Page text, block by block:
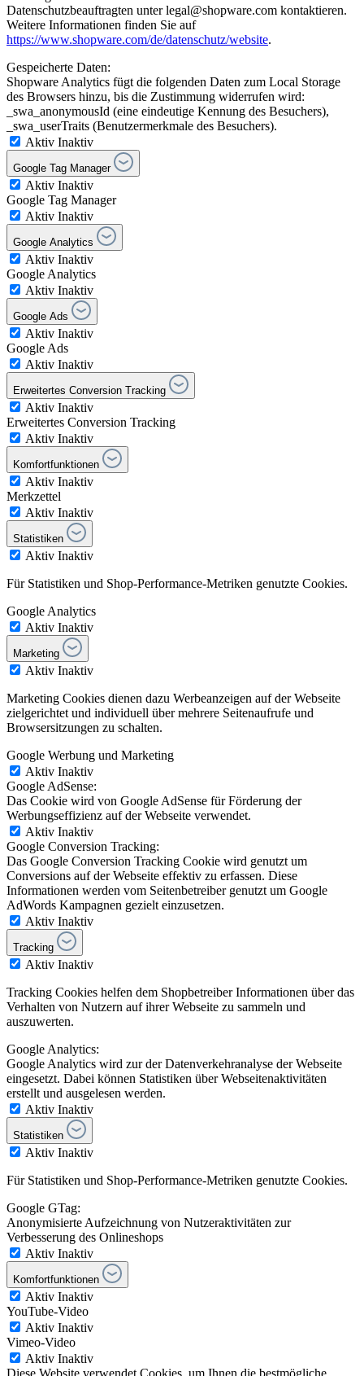
Datenschutzbeauftragten unter legal@shopware.com kontaktieren.
Weitere Informationen finden Sie auf
https://www.shopware.com/de/datenschutz/website.
Gespeicherte Daten:
Shopware Analytics fügt die folgenden Daten zum Local Storage
des Browsers hinzu, bis die Zustimmung widerrufen wird:
_swa_anonymousId (eine eindeutige Kennung des Besuchers),
_swa_userTraits (Benutzermerkmale des Besuchers).
Aktiv Inaktiv
Google Tag Manager
Aktiv Inaktiv
Google Tag Manager
Aktiv Inaktiv
Google Analytics
Aktiv Inaktiv
Google Analytics
Aktiv Inaktiv
Google Ads
Aktiv Inaktiv
Google Ads
Aktiv Inaktiv
Erweitertes Conversion Tracking
Aktiv Inaktiv
Erweitertes Conversion Tracking
Aktiv Inaktiv
Komfortfunktionen
Aktiv Inaktiv
Merkzettel
Aktiv Inaktiv
Statistiken
Aktiv Inaktiv
Für Statistiken und Shop-Performance-Metriken genutzte Cookies.
Google Analytics
Aktiv Inaktiv
Marketing
Aktiv Inaktiv
Marketing Cookies dienen dazu Werbeanzeigen auf der Webseite
zielgerichtet und individuell über mehrere Seitenaufrufe und
Browsersitzungen zu schalten.
Google Werbung und Marketing
Aktiv Inaktiv
Google AdSense:
Das Cookie wird von Google AdSense für Förderung der
Werbungseffizienz auf der Webseite verwendet.
Aktiv Inaktiv
Google Conversion Tracking:
Das Google Conversion Tracking Cookie wird genutzt um
Conversions auf der Webseite effektiv zu erfassen. Diese
Informationen werden vom Seitenbetreiber genutzt um Google
AdWords Kampagnen gezielt einzusetzen.
Aktiv Inaktiv
Tracking
Aktiv Inaktiv
Tracking Cookies helfen dem Shopbetreiber Informationen über das
Verhalten von Nutzern auf ihrer Webseite zu sammeln und
auszuwerten.
Google Analytics:
Google Analytics wird zur der Datenverkehranalyse der Webseite
eingesetzt. Dabei können Statistiken über Webseitenaktivitäten
erstellt und ausgelesen werden.
Aktiv Inaktiv
Statistiken
Aktiv Inaktiv
Für Statistiken und Shop-Performance-Metriken genutzte Cookies.
Google GTag:
Anonymisierte Aufzeichnung von Nutzeraktivitäten zur
Verbesserung des Onlineshops
Aktiv Inaktiv
Komfortfunktionen
Aktiv Inaktiv
YouTube-Video
Aktiv Inaktiv
Vimeo-Video
Aktiv Inaktiv
Diese Website verwendet Cookies, um Ihnen die bestmögliche